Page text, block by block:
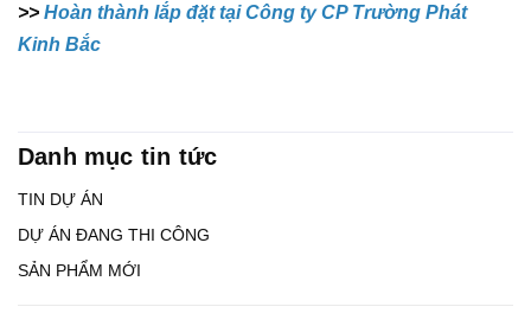
>> Hoàn thành lắp đặt tại Công ty CP Trường Phát
Kinh Bắc
Danh mục tin tức
TIN DỰ ÁN
DỰ ÁN ĐANG THI CÔNG
SẢN PHẨM MỚI